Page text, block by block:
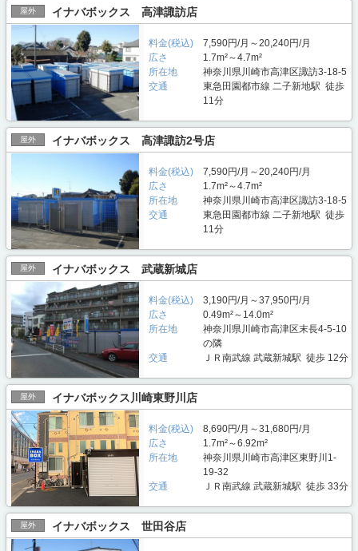
屋外 イナバボックス 高津諏訪店
料金(税込)
7,590円/月～20,240円/月
広さ
1.7m²～4.7m²
所在地
神奈川県川崎市高津区諏訪3-18-5
交通
東急田園都市線 二子新地駅 徒歩
11分
屋外 イナバボックス 高津諏訪2号店
料金(税込)
7,590円/月～20,240円/月
広さ
1.7m²～4.7m²
所在地
神奈川県川崎市高津区諏訪3-18-5
交通
東急田園都市線 二子新地駅 徒歩
11分
屋外 イナバボックス 武蔵新城店
料金(税込)
3,190円/月～37,950円/月
広さ
0.49m²～14.0m²
所在地
神奈川県川崎市高津区末長4-5-10
の隣
交通
ＪＲ南武線 武蔵新城駅 徒歩 12分
屋外 イナバボックス川崎東野川店
料金(税込)
8,690円/月～31,680円/月
広さ
1.7m²～6.92m²
所在地
神奈川県川崎市高津区東野川1-
19-32
交通
ＪＲ南武線 武蔵新城駅 徒歩 33分
屋外 イナバボックス 世田谷店